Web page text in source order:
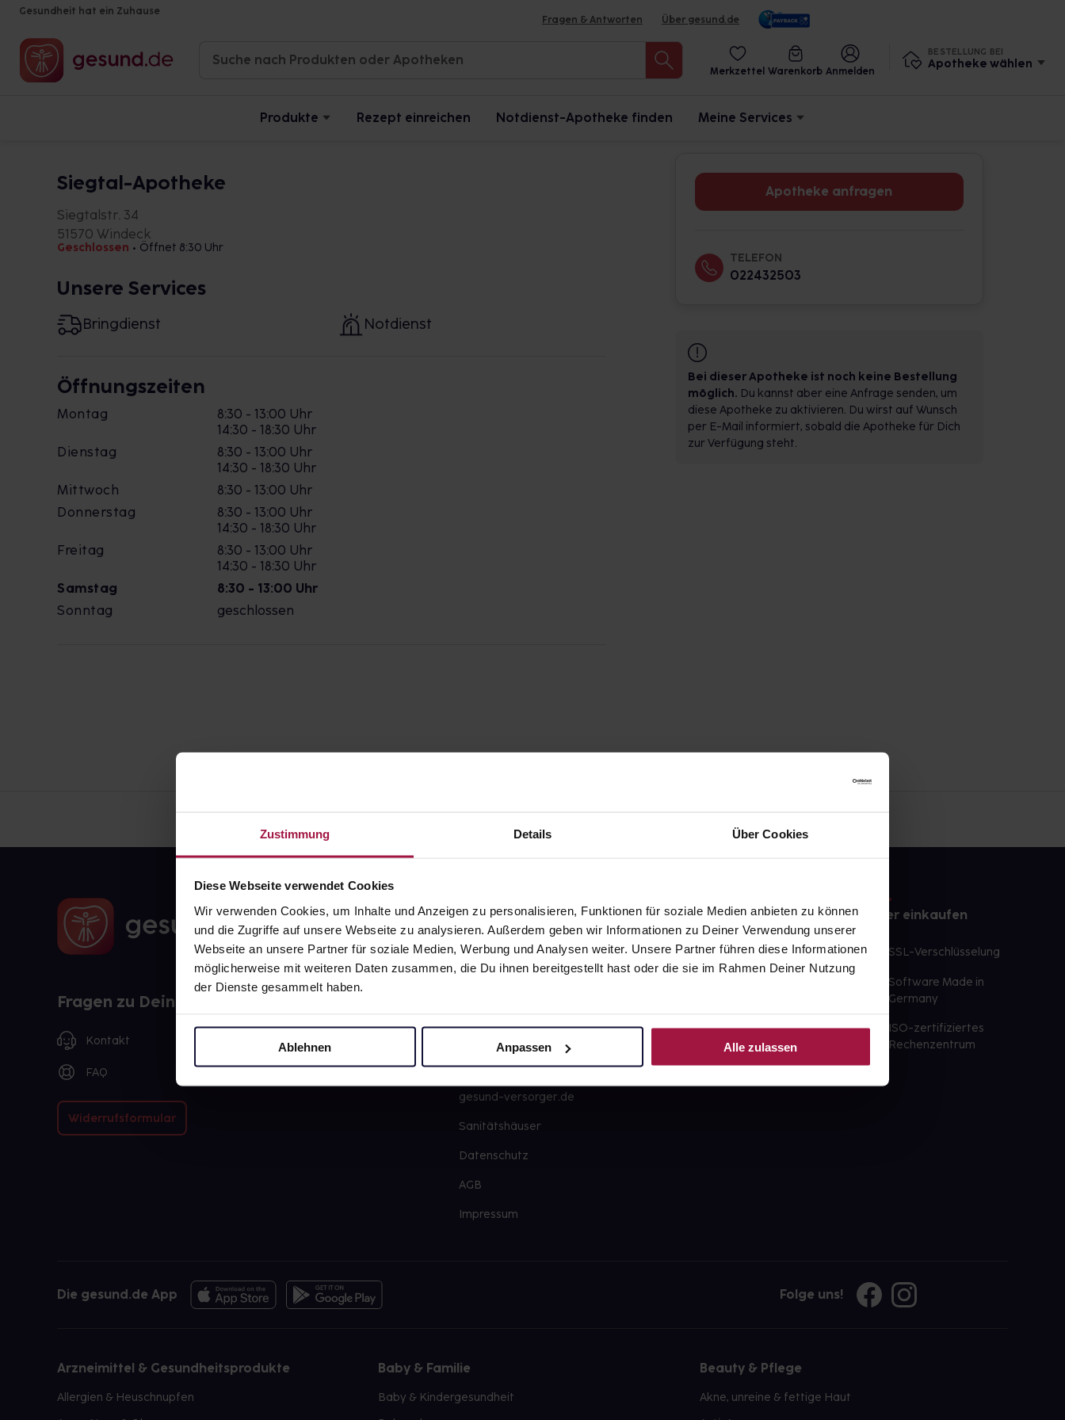
Zustimmung Details Über Cookies
Diese Webseite verwendet Cookies
Wir verwenden Cookies, um Inhalte und Anzeigen zu personalisieren, Funktionen für soziale Medien anbieten zu können
und die Zugriffe auf unsere Webseite zu analysieren. Außerdem geben wir Informationen zu Deiner Verwendung unserer
Webseite an unsere Partner für soziale Medien, Werbung und Analysen weiter. Unsere Partner führen diese Informationen
möglicherweise mit weiteren Daten zusammen, die Du ihnen bereitgestellt hast oder die sie im Rahmen Deiner Nutzung
der Dienste gesammelt haben.
Ablehnen Anpassen Alle zulassen
Gesundheit hat ein Zuhause
Fragen & Antworten Über gesund.de
Merkzettel Warenkorb Anmelden
BESTELLUNG BEI
Apotheke wählen
Produkte Rezept einreichen Notdienst-Apotheke finden Meine Services
Siegtal-Apotheke
Siegtalstr. 34
51570 Windeck
Geschlossen • Öffnet 8:30 Uhr
Unsere Services
Bringdienst Notdienst
Öffnungszeiten
Montag
8:30 - 13:00 Uhr
14:30 - 18:30 Uhr
Dienstag
8:30 - 13:00 Uhr
14:30 - 18:30 Uhr
Mittwoch
8:30 - 13:00 Uhr
Donnerstag
8:30 - 13:00 Uhr
14:30 - 18:30 Uhr
Freitag
8:30 - 13:00 Uhr
14:30 - 18:30 Uhr
Samstag
8:30 - 13:00 Uhr
Sonntag
geschlossen
Apotheke anfragen
TELEFON
022432503
Bei dieser Apotheke ist noch keine Bestellung
möglich. Du kannst aber eine Anfrage senden, um
diese Apotheke zu aktivieren. Du wirst auf Wunsch
per E-Mail informiert, sobald die Apotheke für Dich
zur Verfügung steht.
Fragen zu Deiner Bestellung?
Kontakt
FAQ
Widerrufsformular
gesund.de
Über uns
PAYBACK
gesund-versorger.de
Sanitätshäuser
Datenschutz
AGB
Impressum
Unsere Vorteile
Ausgewählte Wunschprodukte
sofort abholbereit
Freie Wahl der Apotheke
Sicher einkaufen
SSL-Verschlüsselung
Software Made in
Germany
ISO-zertifiziertes
Rechenzentrum
Die gesund.de App Folge uns!
Arzneimittel & Gesundheitsprodukte
Allergien & Heuschnupfen
Baby & Familie
Baby & Kindergesundheit
Beauty & Pflege
Akne, unreine & fettige Haut